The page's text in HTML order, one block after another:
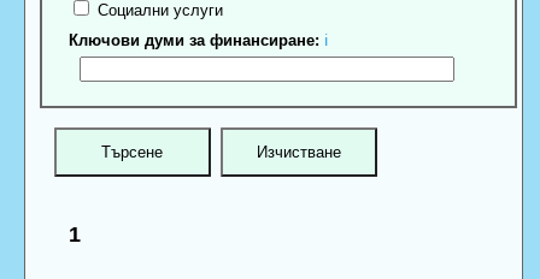
Социални услуги
Ключови думи за финансиране: ℹ
1